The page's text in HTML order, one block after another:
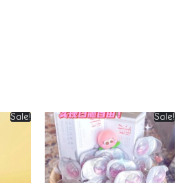
Sale! Sale!